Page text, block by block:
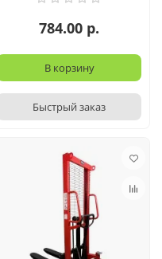
784.00 р.
В корзину
Быстрый заказ